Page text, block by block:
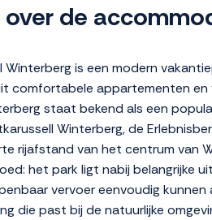
de
Winterberg is een modern
comfortabele appartementen en
staat bekend als een
Winterberg, de
rijafstand van het centrum van
het park ligt nabij belangrijke
vervoer eenvoudig
die past bij de natuurlijke